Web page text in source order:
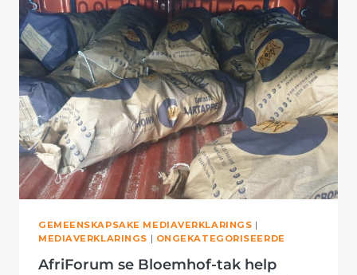
OMGEEPAKKIES
AAN
GEMEENSKAPSLEDE
IN
NOOD
GEMEENSKAPSAKE MEDIAVERKLARINGS |
MEDIAVERKLARINGS | ONGEKATEGORISEERDE
AfriForum se Bloemhof-tak help